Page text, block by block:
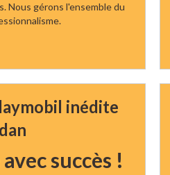
Nous gérons l'ensemble du
inédite
succès !